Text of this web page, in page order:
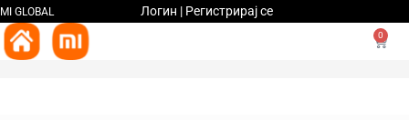
MI GLOBAL Логин | Регистрирај се
0